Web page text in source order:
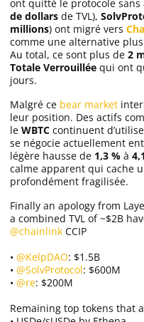
ont quitté le protocole sans
de dollars de TVL),
millions) ont migré vers
comme une alternative
Au total, ce sont plus de 2
Totale Verrouillée qui ont
jours.
Malgré ce bear market
leur position. Des actifs
le WBTC continuent
se négocie actuellement
légère hausse de 1,3 % à
calme apparent qui cache
profondément fragilisée.
Finally an apology from
a combined TVL of ~$2B
@chainlink CCIP
• @KelpDAO: $1.5B
• @SolvProtocol: $600M
• @re: $200M
Remaining top tokens that